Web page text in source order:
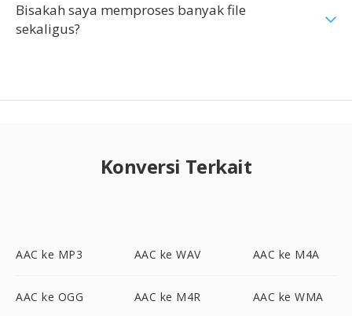
Bisakah saya memproses banyak file
sekaligus?
Konversi Terkait
AAC ke MP3 AAC ke WAV AAC ke M4A
AAC ke OGG AAC ke M4R AAC ke WMA